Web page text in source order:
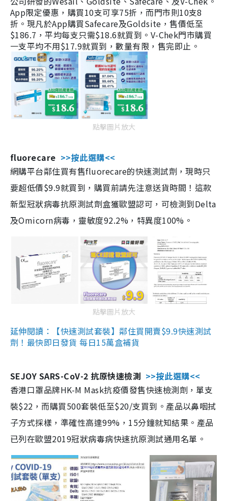
App限定優惠，購買10支可享75折，而門市則10支8
折。現凡於App購買Safecare及Goldsite，售價低至
$186.7，平均每支只需$18.6就買到。V-Chek門市購買
一支平均不用$17.9就買到，數量有限，售完即止。
點擊圖片放大
fluorecare >>按此選購<<
網購平台鄰住買有售fluorecare的快速測試劑，現時只
要超低價$9.9就買到，購買前請先注意送貨時間！這款
新型冠狀病毒抗原測試劑盒獲歐盟認可，可檢測到Delta
及Omicorn病毒，靈敏度92.2%，特異度100%。
點擊圖片放大
延伸閱讀：【快速測試套裝】鄰住買開賣$9.9快速測試
劑！最快即日發貨 每日15萬盒補貨
SEJOY SARS-CoV-2 抗原快速檢測 >>按此選購<<
香港口罩品牌HK-M Mask抗疫價發售快速檢測劑，單支
裝$22，而購買500套裝低至$20/支買到。產品以鼻咽拭
子方式採樣，準確性高達99%，15分鐘就知結果。產品
已列在歐盟2019冠狀病毒病快速抗原測試通用名單。